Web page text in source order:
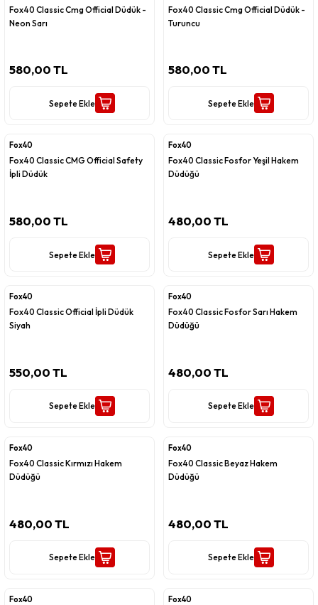
Fox40 Classic Cmg Official Düdük -
Neon Sarı
580,00 TL
Sepete Ekle
Fox40 Classic Cmg Official Düdük -
Turuncu
580,00 TL
Sepete Ekle
Fox40
Fox40 Classic CMG Official Safety
İpli Düdük
580,00 TL
Sepete Ekle
Fox40
Fox40 Classic Fosfor Yeşil Hakem
Düdüğü
480,00 TL
Sepete Ekle
Fox40
Fox40 Classic Official İpli Düdük
Siyah
550,00 TL
Sepete Ekle
Fox40
Fox40 Classic Fosfor Sarı Hakem
Düdüğü
480,00 TL
Sepete Ekle
Fox40
Fox40 Classic Kırmızı Hakem
Düdüğü
480,00 TL
Sepete Ekle
Fox40
Fox40 Classic Beyaz Hakem
Düdüğü
480,00 TL
Sepete Ekle
Fox40 Fox40